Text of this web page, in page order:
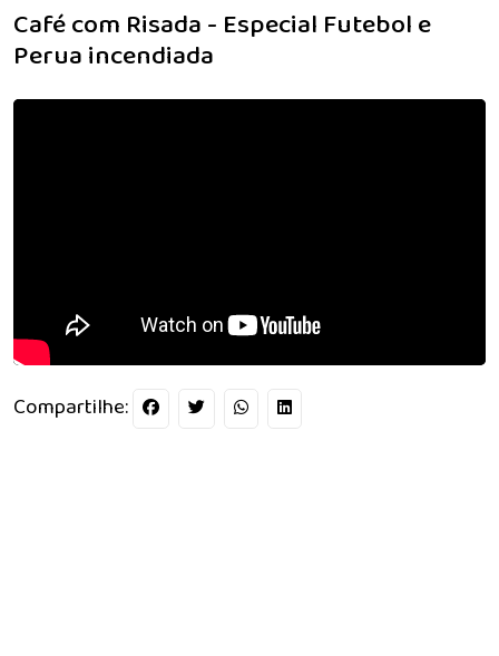
Café com Risada - Especial Futebol e
Perua incendiada
Compartilhe: